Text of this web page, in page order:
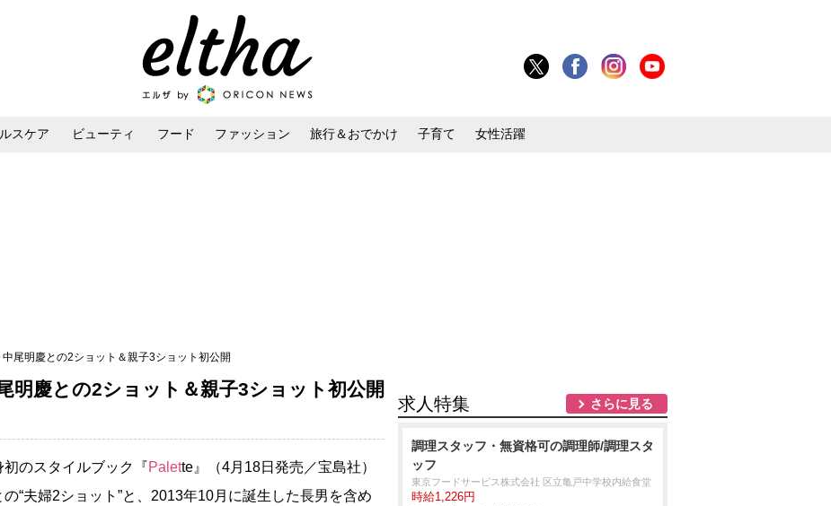
スケア ビューティ フード ファッション 旅行＆おでかけ 子育て 女性活躍
尾明慶との2ショット＆親子3ショット初公開
明慶との2ショット＆親子3ショット初公開
初のスタイルブック『Palette』（4月18日発売／宝島社）
の“夫婦2ショット”と、2013年10月に誕生した長男を含め
求人特集 さらに見る
調理スタッフ・無資格可の調理師/調理スタ
ッフ
東京フードサービス株式会社 区立亀戸中学校内給食堂
時給1,226円